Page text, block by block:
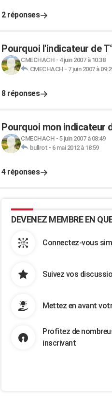
2 réponses
Pourquoi l'indicateur de
CMECHACH - 4 juin 2007 à 10:38
CMECHACH - 7 juin 2007 à
8 réponses
Pourquoi mon indicateur
CMECHACH - 5 juin 2007 à 08:49
bullrot - 6 mai 2012 à 18:59
4 réponses
DEVENEZ MEMBRE EN
Connectez-vous
Suivez vos
Mettez en avant
Profitez de
inscrivant